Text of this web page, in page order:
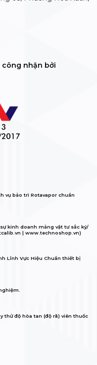
công nhận bởi
vụ bảo trì Rotavapor chuẩn
sự kinh doanh mảng vật tư sắc ký/
| www.technoshop.vn)
Lĩnh Vực Hiệu Chuẩn thiết bị
thử độ hòa tan (độ rã) viên thuốc